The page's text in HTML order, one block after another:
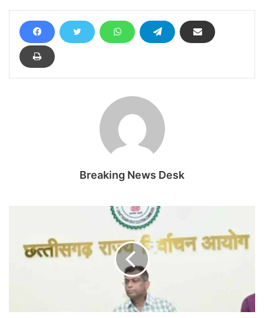
Breaking News Desk